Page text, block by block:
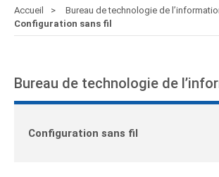
Accueil
Bureau de technologie de
Configuration sans fil
Bureau de technologie de
Configuration sans fil